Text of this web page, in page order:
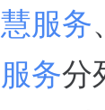
慧服务、
服务分